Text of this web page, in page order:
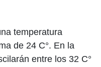
temperatura
de 24 C°. En la
entre los 32 C°